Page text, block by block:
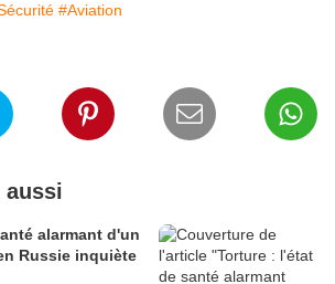
#Aviation
aussi
alarmant d'un
Russie inquiète